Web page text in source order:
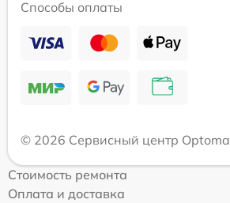
Способы оплаты
© 2026 Сервисный центр Optoma
Стоимость ремонта
Оплата и доставка